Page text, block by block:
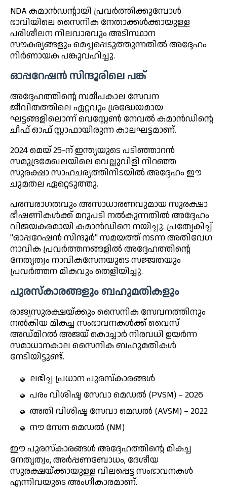
NDA കമാൻഡന്റായി പ്രവർത്തിക്കുമ്പോൾ
ഭാവിയിലെ സൈനിക നേതാക്കൾക്കായുള്ള
പരിശീലന നിലവാരവും അടിസ്ഥാന
സൗകര്യങ്ങളും മെച്ചപ്പെടുത്തുന്നതിൽ അദ്ദേഹം
നിർണായക പങ്കുവഹിച്ചു.
ഓപ്പറേഷൻ സിന്ദൂരിലെ പങ്ക്
അദ്ദേഹത്തിന്റെ സമീപകാല സേവന
ജീവിതത്തിലെ ഏറ്റവും ശ്രദ്ധേയമായ
ഘട്ടങ്ങളിലൊന്ന് വെസ്റ്റേൺ നേവൽ കമാൻഡിന്റെ
ചീഫ് ഓഫ് സ്റ്റാഫായിരുന്ന കാലഘട്ടമാണ്.
2024 മെയ് 25-ന് ഇന്ത്യയുടെ പടിഞ്ഞാറൻ
സമുദ്രമേഖലയിലെ വെല്ലുവിളി നിറഞ്ഞ
സുരക്ഷാ സാഹചര്യത്തിനിടയിൽ അദ്ദേഹം ഈ
ചുമതല ഏറ്റെടുത്തു.
പരമ്പരാഗതവും അസാധാരണവുമായ സുരക്ഷാ
ഭീഷണികൾക്ക് മറുപടി നൽകുന്നതിൽ അദ്ദേഹം
വിജയകരമായി കമാൻഡിനെ നയിച്ചു. പ്രത്യേകിച്ച്
"ഓപ്പറേഷൻ സിന്ദൂർ" സമയത്ത് നടന്ന അതിവേഗ
നാവിക പ്രവർത്തനങ്ങളിൽ അദ്ദേഹത്തിന്റെ
നേതൃത്വം നാവികസേനയുടെ സജ്ജതയും
പ്രവർത്തന മികവും തെളിയിച്ചു.
പുരസ്കാരങ്ങളും ബഹുമതികളും
രാജ്യസുരക്ഷയ്ക്കും സൈനിക സേവനത്തിനും
നൽകിയ മികച്ച സംഭാവനകൾക്ക് വൈസ്
അഡ്മിറൽ അജയ് കൊച്ചാർ നിരവധി ഉയർന്ന
സമാധാനകാല സൈനിക ബഹുമതികൾ
നേടിയിട്ടുണ്ട്.
ലഭിച്ച പ്രധാന പുരസ്കാരങ്ങൾ
പരം വിശിഷ്ട സേവാ മെഡൽ (PVSM) – 2026
അതി വിശിഷ്ട സേവാ മെഡൽ (AVSM) – 2022
നൗ സേന മെഡൽ (NM)
ഈ പുരസ്കാരങ്ങൾ അദ്ദേഹത്തിന്റെ മികച്ച
നേതൃത്വം, അർപ്പണബോധം, ദേശീയ
സുരക്ഷയ്ക്കായുള്ള വിലപ്പെട്ട സംഭാവനകൾ
എന്നിവയുടെ അംഗീകാരമാണ്.